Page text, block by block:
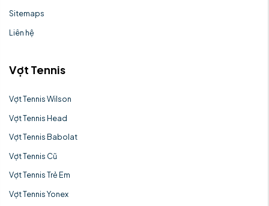
Sitemaps
Liên hệ
Vợt Tennis
Vợt Tennis Wilson
Vợt Tennis Head
Vợt Tennis Babolat
Vợt Tennis Cũ
Vợt Tennis Trẻ Em
Vợt Tennis Yonex